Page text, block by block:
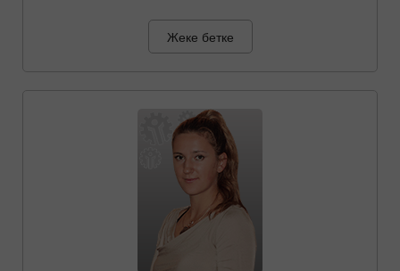
Жеке бетке